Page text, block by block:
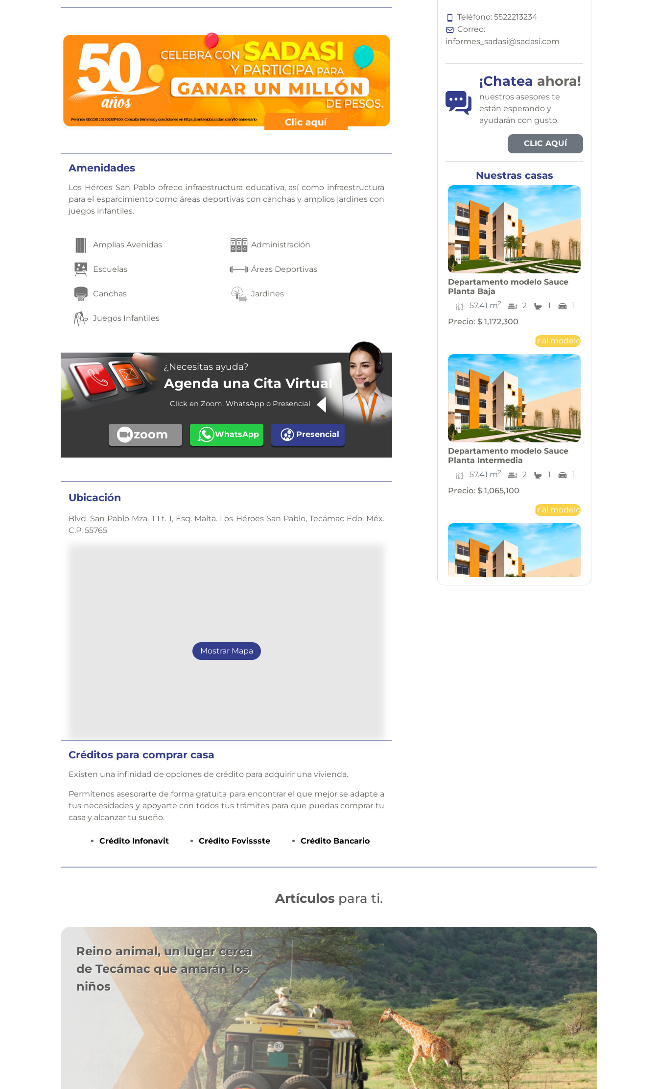
Amenidades
Los Héroes San Pablo ofrece infraestructura educativa, así como infraestructura
para el esparcimiento como áreas deportivas con canchas y amplios jardines con
juegos infantiles.
Amplias Avenidas Administración
Escuelas Áreas Deportivas
Canchas Jardines
Juegos Infantiles
¿Necesitas ayuda?
Agenda una Cita Virtual
Click en Zoom, WhatsApp o Presencial
zoom WhatsApp Presencial
Ubicación
Blvd. San Pablo Mza. 1 Lt. 1, Esq. Malta. Los Héroes San Pablo, Tecámac Edo. Méx.
C.P. 55765
Mostrar Mapa
Créditos para comprar casa
Existen una infinidad de opciones de crédito para adquirir una vivienda.
Permítenos asesorarte de forma gratuita para encontrar el que mejor se adapte a
tus necesidades y apoyarte con todos tus trámites para que puedas comprar tu
casa y alcanzar tu sueño.
Crédito Infonavit Crédito Fovissste Crédito Bancario
Teléfono:5522213234
Correo:
informes_sadasi@sadasi.com
¡Chatea ahora!
nuestros asesores te
están esperando y
ayudarán con gusto.
CLIC AQUÍ
Nuestras casas
Departamento modeloSauce
Planta Baja
57.41 m2 2 1
1
Precio:$ 1,172,300
Ir al modelo
Departamento modeloSauce
Planta Intermedia
57.41 m2 2 1
1
Precio:$ 1,065,100
Ir al modelo
Casa modelo Cupido
m 1.5
Precio:AGOTADO
Ir al modelo
Artículos para ti.
Reino animal, un lugar cerca
de Tecámac que amarán los
niños